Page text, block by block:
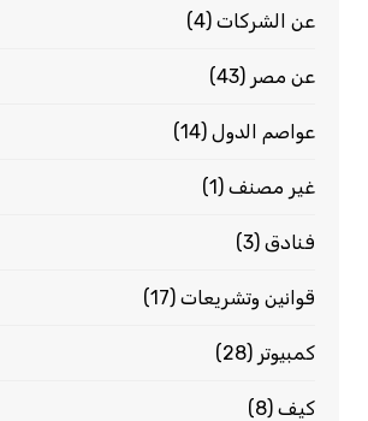
عن الشركات(4)
عن مصر (43)
عواصم الدول(14)
غير مصنف(1)
فنادق(3)
قوانين وتشريعات(17)
كمبيوتر (28)
كيف(8)